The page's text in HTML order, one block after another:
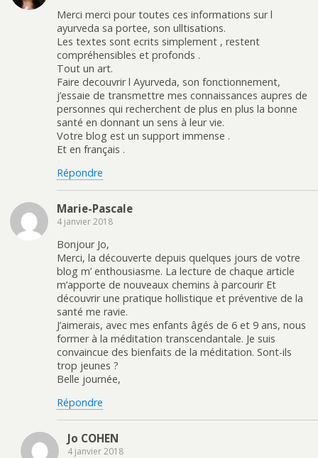
Merci merci pour toutes ces informations sur l
ayurveda sa portee, son ulltisations.
Les textes sont ecrits simplement , restent
compréhensibles et profonds .
Tout un art.
Faire decouvrir l Ayurveda, son fonctionnement,
j’essaie de transmettre mes connaissances aupres de
personnes qui recherchent de plus en plus la bonne
santé en donnant un sens à leur vie.
Votre blog est un support immense .
Et en français .
Répondre
Marie-Pascale
4 janvier 2018
Bonjour Jo,
Merci, la découverte depuis quelques jours de votre
blog m’ enthousiasme. La lecture de chaque article
m’apporte de nouveaux chemins à parcourir Et
découvrir une pratique hollistique et préventive de la
santé me ravie.
J’aimerais, avec mes enfants âgés de 6 et 9 ans, nous
former à la méditation transcendantale. Je suis
convaincue des bienfaits de la méditation. Sont-ils
trop jeunes ?
Belle journée,
Répondre
Jo COHEN
4 janvier 2018